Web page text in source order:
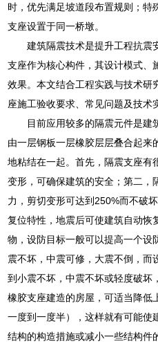
时，优先满足坡道段布置规则；特
支座设置于同一桥墩。
建筑隔震技术是提升工程抗震
支座作为核心构件，其设计模式、
效果。本文结合工程实践与技术研
座施工验收要求、常见问题及技术
目前应用较多的隔震元件是建
由一层钢板一层橡胶层层叠合起来
地粘结在一起。首先，隔震支座有
变形，可确保建筑的安全；第二，
力，剪切变形可达到250%而不破
复位特性，地震后可使建筑自动恢
物，设防目标一般可以提高一个设
震不坏，中震可修，大震不倒，而
到小震不坏，中震不坏或轻度破坏
橡胶支座建造的房屋，可适当降低
一度到一度半），这样就有可能使
结构的构造措施或减小一些结构件